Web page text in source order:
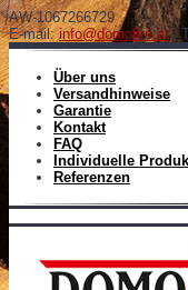
AW-1067266729
E-mail:info@domofire.at|
Über uns
Versandhinweise
Garantie
Kontakt
FAQ
Individuelle
Referenzen